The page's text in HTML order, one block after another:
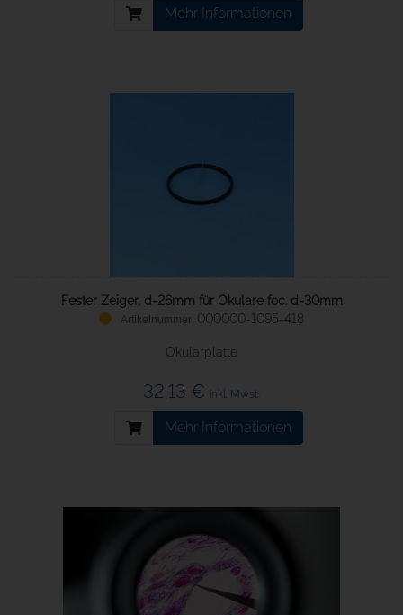
Mehr Informationen
Fester Zeiger, d=26mm für Okulare foc. d=30mm
000000-1095-418
Okularplatte
32,13 € inkl. Mwst.
Mehr Informationen